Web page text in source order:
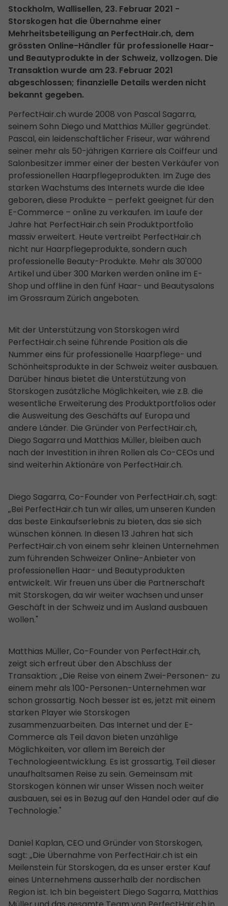
Stockholm, Wallisellen, 23. Februar 2021 -
Storskogen hat die Übernahme einer
Mehrheitsbeteiligung an PerfectHair.ch, dem
grössten Online-Händler für professionelle Haar-
und Beautyprodukte in der Schweiz, vollzogen. Die
Transaktion wurde am 23. Februar 2021
abgeschlossen; finanzielle Details werden nicht
bekannt gegeben.
PerfectHair.ch wurde 2008 von Pascal Sagarra,
seinem Sohn Diego und Matthias Müller gegründet.
Pascal, ein leidenschaftlicher Friseur, war während
seiner mehr als 50-jährigen Karriere als Coiffeur und
Salonbesitzer immer einer der besten Verkäufer von
professionellen Haarpflegeprodukten. Im Zuge des
starken Wachstums des Internets wurde die Idee
geboren, diese Produkte – perfekt geeignet für den
E-Commerce – online zu verkaufen. Im Laufe der
Jahre hat PerfectHair.ch sein Produktportfolio
massiv erweitert. Heute vertreibt PerfectHair.ch
nicht nur Haarpflegeprodukte, sondern auch
professionelle Beauty-Produkte. Mehr als 30'000
Artikel und über 300 Marken werden online im E-
Shop und offline in den fünf Haar- und Beautysalons
im Grossraum Zürich angeboten.
Mit der Unterstützung von Storskogen wird
PerfectHair.ch seine führende Position als die
Nummer eins für professionelle Haarpflege- und
Schönheitsprodukte in der Schweiz weiter ausbauen.
Darüber hinaus bietet die Unterstützung von
Storskogen zusätzliche Möglichkeiten, wie z.B. die
wesentliche Erweiterung des Produktportfolios oder
die Ausweitung des Geschäfts­ auf Europa und
andere Länder. Die Gründer von PerfectHair.ch,
Diego Sagarra und Matthias Müller, bleiben auch
nach der Investition in ihren Rollen als Co-CEOs und
sind weiterhin Aktionäre von PerfectHair.ch.
Diego Sagarra, Co-Founder von PerfectHair.ch, sagt:
„Bei PerfectHair.ch tun wir alles, um unseren Kunden
das beste Einkaufserlebnis zu bieten, das sie sich
wünschen können. In diesen 13 Jahren hat sich
PerfectHair.ch von einem sehr kleinen Unternehmen
zum führenden Schweizer Online-Anbieter von
professionellen Haar- und Beautyprodukten
entwickelt. Wir freuen uns über die Partnerschaft
mit Storskogen, da wir weiter wachsen und unser
Geschäft in der Schweiz und im Ausland ausbauen
wollen."
Matthias Müller, Co-Founder von PerfectHair.ch,
zeigt sich erfreut über den Abschluss der
Transaktion: „Die Reise von einem Zwei-Personen- zu
einem mehr als 100-Personen-Unternehmen war
schon grossartig. Noch besser ist es, jetzt mit einem
starken Player wie Storskogen
zusammenzuarbeiten. Das Internet und der E-
Commerce als Teil davon bieten unzählige
Möglichkeiten, vor allem im Bereich der
Technologieentwicklung. Es ist grossartig, Teil dieser
unaufhaltsamen Reise zu sein. Gemeinsam mit
Storskogen können wir unser Wissen noch weiter
ausbauen, sei es in Bezug auf den Handel oder auf die
Technologie."
Daniel Kaplan, CEO und Gründer von Storskogen,
sagt: „Die Übernahme von PerfectHair.ch ist ein
Meilenstein für Storskogen, da es unser erster Kauf
eines Unternehmens ausserhalb der nordischen
Region ist. Ich bin begeistert Diego Sagarra, Matthias